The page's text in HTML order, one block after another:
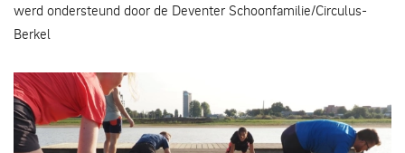
werd ondersteund door de Deventer Schoonfamilie/Circulus-
Berkel